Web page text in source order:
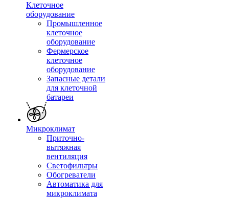
Клеточное
оборудование
Промышленное
клеточное
оборудование
Фермерское
клеточное
оборудование
Запасные детали
для клеточной
батареи
Микроклимат
Приточно-
вытяжная
вентиляция
Светофильтры
Обогреватели
Автоматика для
микроклимата